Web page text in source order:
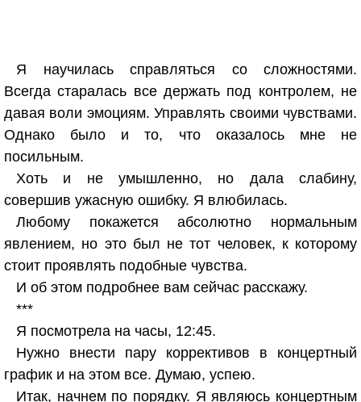
Я научилась справляться со сложностями.
Всегда старалась все держать под контролем, не
давая воли эмоциям. Управлять своими чувствами.
Однако было и то, что оказалось мне не
посильным.
Хоть и не умышленно, но дала слабину,
совершив ужасную ошибку. Я влюбилась.
Любому покажется абсолютно нормальным
явлением, но это был не тот человек, к которому
стоит проявлять подобные чувства.
И об этом подробнее вам сейчас расскажу.
***
Я посмотрела на часы, 12:45.
Нужно внести пару коррективов в концертный
график и на этом все. Думаю, успею.
Итак, начнем по порядку. Я являюсь концертным